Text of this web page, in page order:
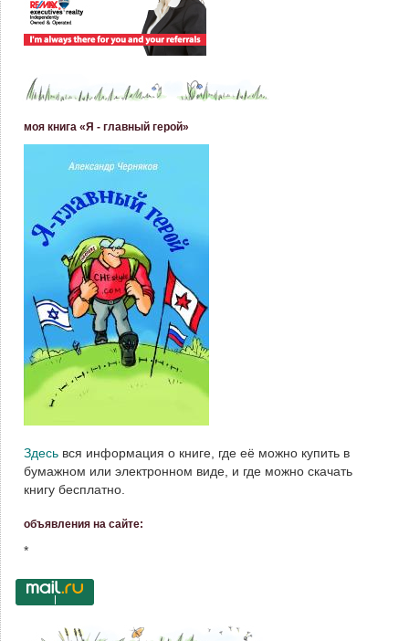
моя книга «Я - главный герой»
Здесь вся информация о книге, где её можно купить в
бумажном или электронном виде, и где можно скачать
книгу бесплатно.
объявления на сайте:
*